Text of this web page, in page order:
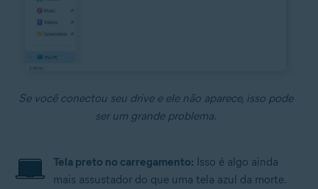
Se você conectou seu drive e ele não aparece, isso pode
ser um grande problema.
Tela preto no carregamento: Isso é algo ainda
mais assustador do que uma tela azul da morte.